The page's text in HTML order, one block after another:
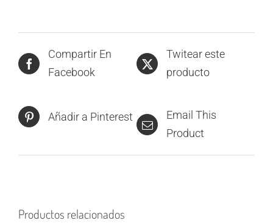
Compartir En
Facebook
Twitear este
producto
Añadir a Pinterest
Email This
Product
Productos relacionados